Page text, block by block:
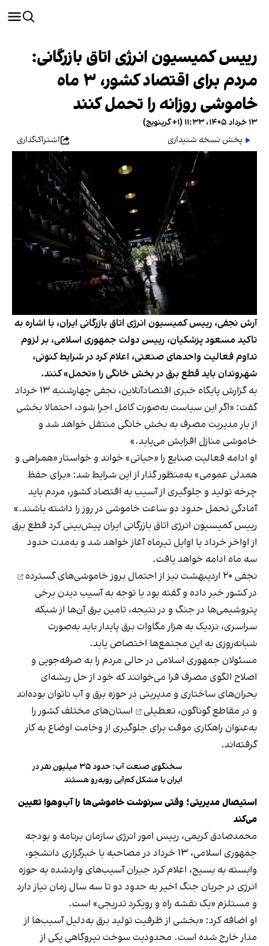
رییس کمیسیون انرژی اتاق بازرگانی:
مردم برای اقتصاد کشور، ۳ ماه
خاموشی روزانه را تحمل کنند
۱۳ خرداد ۱۴۰۵، ۱۱:۳۳ (‎+۱ گرینویچ)
پخش نسخه شنیداری
اشتراک‌گذاری
آرش نجفی، رییس کمیسیون انرژی اتاق بازرگانی ایران، با اشاره به
تاکید مسعود پزشکیان، رییس دولت جمهوری اسلامی، بر لزوم
تداوم فعالیت واحدهای صنعتی، اعلام کرد در شرایط کنونی،
شهروندان باید قطع برق در بخش خانگی را «تحمل» کنند.
به گزارش پایگاه خبری اقتصادآنلاین، نجفی چهارشنبه ۱۳ خرداد
گفت: «اگر این سیاست به‌صورت کامل اجرا شود، احتمالا بخشی
از بار مدیریت مصرف به بخش خانگی منتقل خواهد شد و
خاموشی منازل افزایش می‌یابد.»
او ادامه فعالیت صنایع را «حیاتی» خواند و خواستار «همراهی و
همدلی عمومی» به‌منظور گذار از این شرایط شد: «برای حفظ
چرخه تولید و جلوگیری از آسیب به اقتصاد کشور، مردم باید
آمادگی تحمل حدود دو ساعت خاموشی در روز را داشته باشند.»
رییس کمیسیون انرژی اتاق بازرگانی ایران پیش‌بینی کرد قطع برق
از اواخر خرداد یا اوایل تیرماه آغاز خواهد شد و به‌مدت حدود
سه ماه ادامه خواهد یافت.
نجفی ۲۰ اردیبهشت‌ نیز از احتمال بروز
خاموشی‌های گسترده
در کشور خبر داده و گفته بود با توجه به آسیب‌ دیدن برخی
پتروشیمی‌ها در جنگ و در نتیجه، تامین برق آن‌ها از شبکه
سراسری، نزدیک به هزار مگاوات برق پایدار باید به‌صورت
شبانه‌روزی به این مجتمع‌ها اختصاص یابد.
مسئولان جمهوری اسلامی در حالی مردم را به صرفه‌جویی و
اصلاح الگوی مصرف فرا می‌خوانند که خود از حل ریشه‌ای
بحران‌های ساختاری و مدیریتی در حوزه برق و آب ناتوان بوده‌اند
و در مقاطع گوناگون، تعطیلی
استان‌های مختلف کشور را
به‌عنوان راهکاری موقت برای جلوگیری از وخامت اوضاع به کار
گرفته‌اند.
سخنگوی صنعت آب: حدود ۳۵ میلیون نفر در
ایران با مشکل کم‌آبی روبه‌رو هستند
استیصال مدیریتی؛ وقتی سرنوشت خاموشی‌ها را آب‌وهوا تعیین
می‌کند
محمدصادق کریمی، رییس امور انرژی سازمان برنامه و بودجه
جمهوری اسلامی، ۱۳ خرداد در مصاحبه با خبرگزاری دانشجو،
وابسته به بسیج، اعلام کرد جبران آسیب‌های واردشده به حوزه
انرژی در جریان جنگ اخیر به حدود دو تا سه سال زمان نیاز دارد
و مستلزم «یک نقشه راه و رویکرد تدریجی» است.
او اضافه کرد: «بخشی از ظرفیت تولید برق به‌دلیل آسیب‌ها از
مدار خارج شده است. محدودیت سوخت نیروگاهی یکی از